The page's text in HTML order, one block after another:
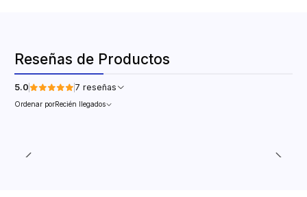
Reseñas de Productos
5.0 7 reseñas
Ordenar porRecién llegados